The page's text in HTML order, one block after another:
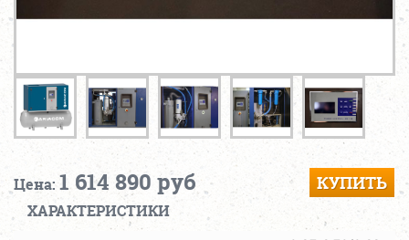
Цена: 1 614 890 руб КУПИТЬ
ХАРАКТЕРИСТИКИ